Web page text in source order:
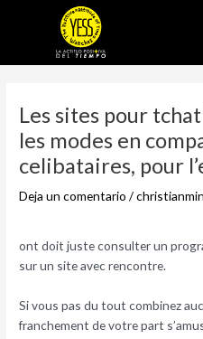
Les sites pour
les modes en
celibataires, pour
Deja un comentario /
ont doit juste consulter un
sur un site avec rencontre.
Si vous pas du tout combinez
franchement de votre part
entradas